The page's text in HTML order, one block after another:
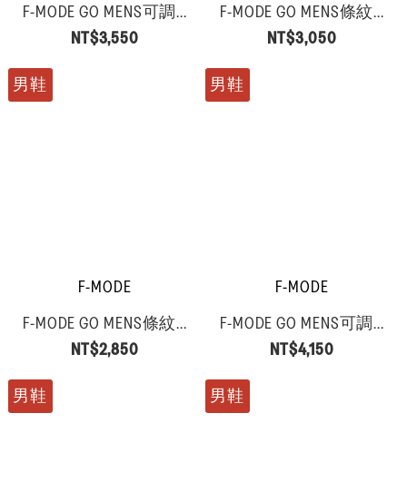
F-MODE GO MENS可調...
NT$3,550
F-MODE GO MENS條紋...
NT$3,050
男鞋
F-MODE
F-MODE GO MENS條紋...
NT$2,850
男鞋
F-MODE
F-MODE GO MENS可調...
NT$4,150
男鞋 男鞋